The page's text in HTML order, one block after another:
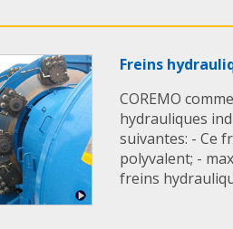
Freins
COREMO
hydrauliques
suivantes: - Ce
polyvalent; -
freins